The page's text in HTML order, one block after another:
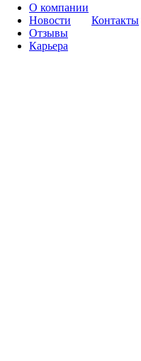
О компании
Новости
Отзывы
Карьера
Контакты